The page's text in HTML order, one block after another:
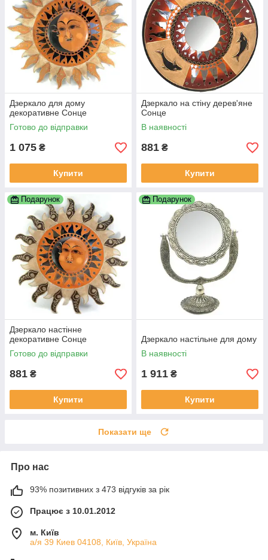
Дзеркало для дому
декоративне Сонце
Готово до відправки
1 075 ₴
Купити
Дзеркало на стіну дерев'яне
Сонце
В наявності
881 ₴
Купити
Подарунок
Дзеркало настінне
декоративне Сонце
Готово до відправки
881 ₴
Купити
Подарунок
Дзеркало настільне для дому
В наявності
1 911 ₴
Купити
Показати ще
Про нас
93% позитивних з 473 відгуків за рік
Працює з 10.01.2012
м. Київ
а/я 39 Киев 04108, Київ, Україна